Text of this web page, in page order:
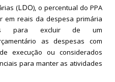
(LDO), o percentual do PPA
em reais da despesa primária
para excluir de um
as despesas com
execução ou considerados
para manter as atividades